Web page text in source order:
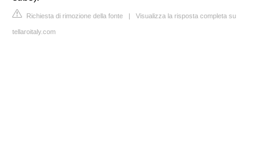
Richiesta di rimozione della fonte | Visualizza la risposta completa su
tellaroitaly.com